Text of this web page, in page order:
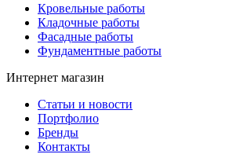
Кровельные работы
Кладочные работы
Фасадные работы
Фундаментные работы
Интернет магазин
Статьи и новости
Портфолио
Бренды
Контакты